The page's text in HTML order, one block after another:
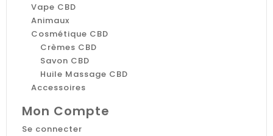
Vape CBD
Animaux
Cosmétique CBD
Crèmes CBD
Savon CBD
Huile Massage CBD
Accessoires
Mon Compte
Se connecter